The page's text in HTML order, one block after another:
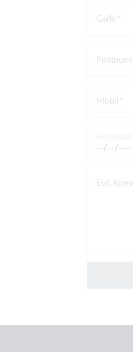
Gade
Mobil
Evt.